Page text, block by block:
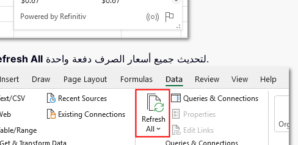
All لتحديث جميع أسعار الصرف دفعة واحدة.